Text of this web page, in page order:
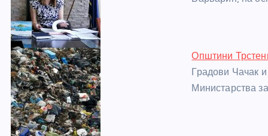
Општини
Градови Чачак
Министарства